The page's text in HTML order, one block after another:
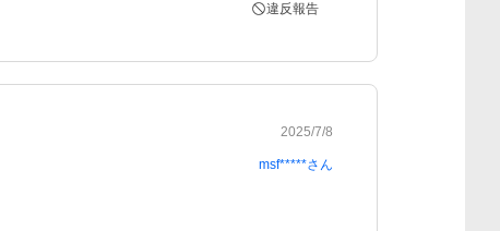
違反報告
2025/7/8
msf*****さん